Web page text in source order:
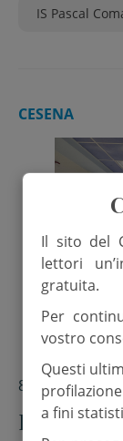
IS Pascal
CESENA
8 Marzo 2025
Festa
Il sito del
lettori
gratuita.
Per
vostro
Questi
a fini